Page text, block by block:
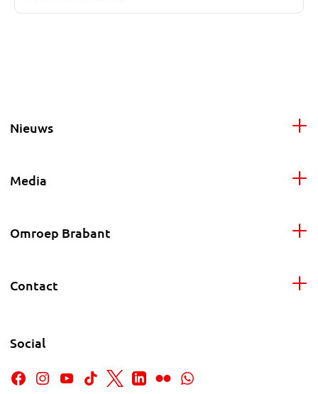
Nieuws
Media
Omroep Brabant
Contact
Social